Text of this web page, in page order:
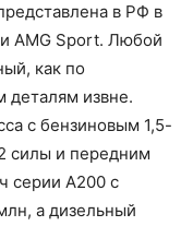
в РФ в
AMG Sport. Любой
как по
деталям извне.
с бензиновым 1,5-
силы и передним
серии А200 с
а дизельный